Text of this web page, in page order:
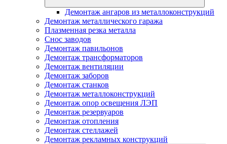
Демонтаж ангаров из металлоконструкций
Демонтаж металлического гаража
Плазменная резка металла
Снос заводов
Демонтаж павильонов
Демонтаж трансформаторов
Демонтаж вентиляции
Демонтаж заборов
Демонтаж станков
Демонтаж металлоконструкций
Демонтаж опор освещения ЛЭП
Демонтаж резервуаров
Демонтаж отопления
Демонтаж стеллажей
Демонтаж рекламных конструкций